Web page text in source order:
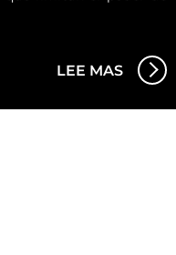
LEE MAS